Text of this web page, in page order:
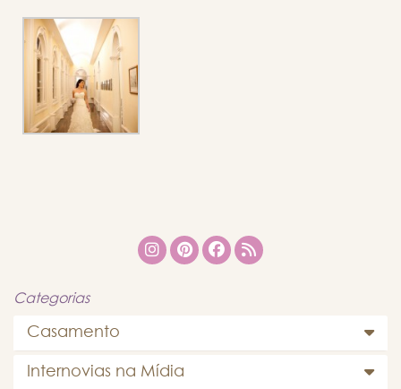
Categorias
Casamento
Internovias na Mídia